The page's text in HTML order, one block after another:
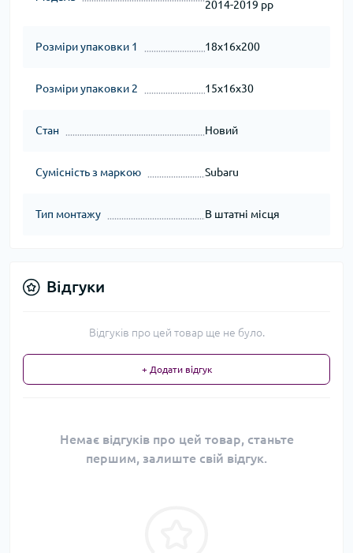
2014-2019 рр
Розміри упаковки 1 18x16x200
Розміри упаковки 2 15x16x30
Стан Новий
Сумісність з маркою Subaru
Тип монтажу В штатні місця
Відгуки
Відгуків про цей товар ще не було.
+ Додати відгук
Немає відгуків про цей товар, станьте
першим, залиште свій відгук.